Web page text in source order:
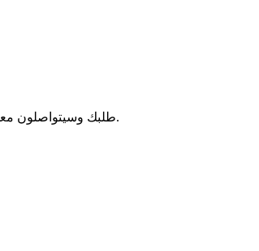
سيرى بائعو Valheim طلبك وسيتواصلون معك بعرض مخصص.